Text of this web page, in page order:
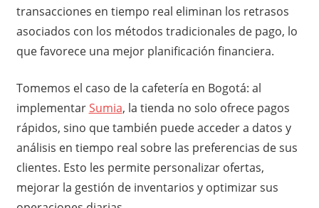
transacciones en tiempo real eliminan los retrasos
asociados con los métodos tradicionales de pago, lo
que favorece una mejor planificación financiera.
Tomemos el caso de la cafetería en Bogotá: al
implementarSumia, la tienda no solo ofrece pagos
rápidos, sino que también puede acceder a datos y
análisis en tiempo real sobre las preferencias de sus
clientes. Esto les permite personalizar ofertas,
mejorar la gestión de inventarios y optimizar sus